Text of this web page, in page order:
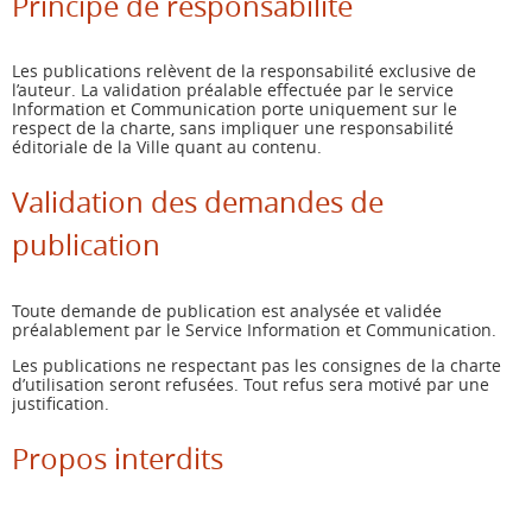
Les publications relèvent de la responsabilité exclusive de
l’auteur. La validation préalable effectuée par le service
Information et Communication porte uniquement sur le
respect de la charte, sans impliquer une responsabilité
éditoriale de la Ville quant au contenu.
Validation des demandes de
publication
Toute demande de publication est analysée et validée
préalablement par le Service Information et Communication.
Les publications ne respectant pas les consignes de la charte
d’utilisation seront refusées. Tout refus sera motivé par une
justification.
Propos interdits